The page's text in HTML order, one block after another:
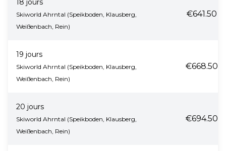
18 jours
Skiworld Ahrntal (Speikboden, Klausberg,
Weißenbach, Rein)
€641.50
19 jours
Skiworld Ahrntal (Speikboden, Klausberg,
Weißenbach, Rein)
€668.50
20 jours
Skiworld Ahrntal (Speikboden, Klausberg,
Weißenbach, Rein)
€694.50